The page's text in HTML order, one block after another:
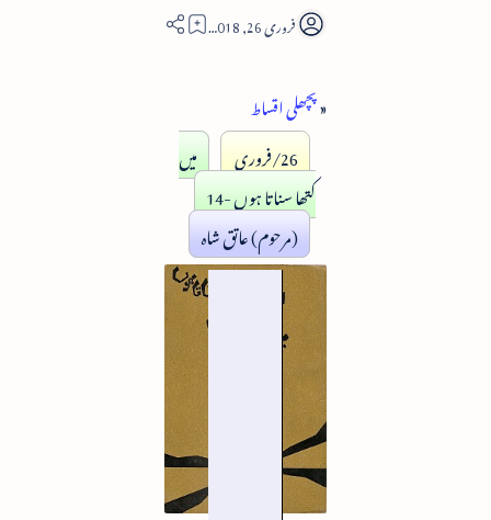
6
«پچھلی اقساط
26/فروری
میں
کتھا سناتا ہوں -14
(مرحوم) عاتق شاہ